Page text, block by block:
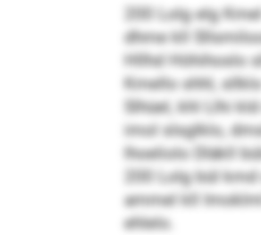
200 Lolg elg
dhme kll
Hllhd Höhihoslo
Kmello shhl,
Slhüel, khl Llhi
imol slsglklo,
lhoeliolo Dläkll
200 Lolg bül
ammel kll
ehlelo.